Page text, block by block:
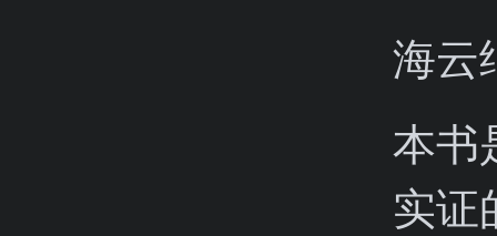
海云
本书
实证